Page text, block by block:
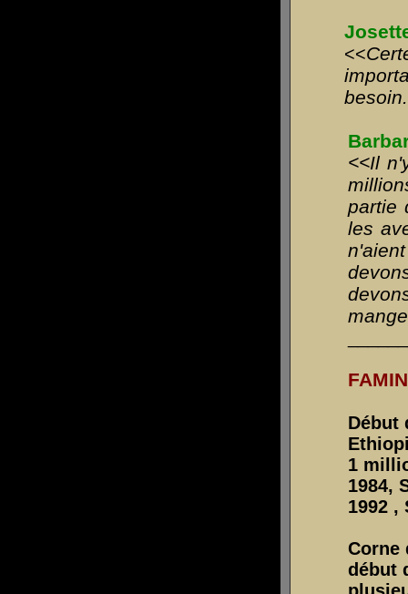
<<
<<Il
partie
les
Début
1
1984,
1992 ,
Corne
début